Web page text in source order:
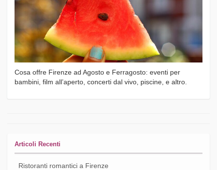
Cosa offre Firenze ad Agosto e Ferragosto: eventi per
bambini, film all’aperto, concerti dal vivo, piscine, e altro.
Articoli Recenti
Ristoranti romantici a Firenze